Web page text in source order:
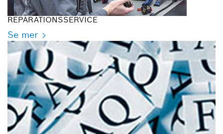
REPARATIONSSERVICE
Se mer